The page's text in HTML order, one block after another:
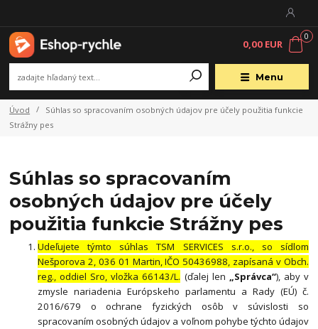
Menu
0
0,00 EUR
Úvod
Súhlas so spracovaním osobných údajov pre účely použitia funkcie
Strážny pes
Súhlas so spracovaním
osobných údajov pre účely
použitia funkcie Strážny pes
Udeľujete týmto súhlas TSM SERVICES s.r.o., so sídlom
Nešporova 2, 036 01 Martin, IČO 50436988, zapísaná v Obch.
reg., oddiel Sro, vložka 66143/L. (ďalej len „Správca“), aby v
zmysle nariadenia Európskeho parlamentu a Rady (EÚ) č.
2016/679 o ochrane fyzických osôb v súvislosti so
spracovaním osobných údajov a voľnom pohybe týchto údajov